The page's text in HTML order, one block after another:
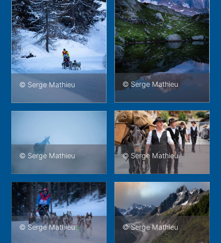
© Serge Mathieu © Serge Mathieu
© Serge Mathieu © Serge Mathieu
© Serge Mathieu © Serge Mathieu